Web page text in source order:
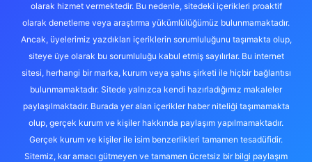
olarak hizmet vermektedir. Bu nedenle, sitedeki içerikleri proaktif
olarak denetleme veya araştırma yükümlülüğümüz bulunmamaktadır.
Ancak, üyelerimiz yazdıkları içeriklerin sorumluluğunu taşımakta olup,
siteye üye olarak bu sorumluluğu kabul etmiş sayılırlar. Bu internet
sitesi, herhangi bir marka, kurum veya şahıs şirketi ile hiçbir bağlantısı
bulunmamaktadır. Sitede yalnızca kendi hazırladığımız makaleler
paylaşılmaktadır. Burada yer alan içerikler haber niteliği taşımamakta
olup, gerçek kurum ve kişiler hakkında paylaşım yapılmamaktadır.
Gerçek kurum ve kişiler ile isim benzerlikleri tamamen tesadüfidir.
Sitemiz, kar amacı gütmeyen ve tamamen ücretsiz bir bilgi paylaşım